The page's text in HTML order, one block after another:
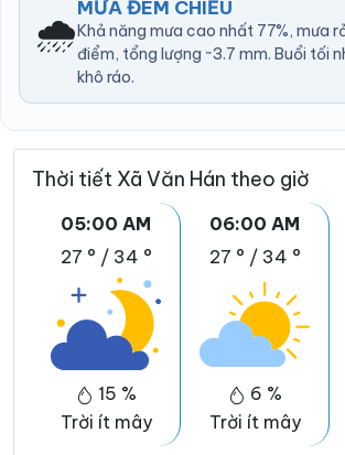
🌧️MƯA ĐÊM CHIỀU
Khả năng mưa cao nhất 77%, mưa
điểm, tổng lượng ~3.7 mm. Buổi tối
khô ráo.
Thời tiết Xã Văn Hán theo giờ
05:00 AM
27 ° / 34 °
15 %
Trời ít mây
06:00 AM
27 ° / 34 °
6 %
Trời ít mây